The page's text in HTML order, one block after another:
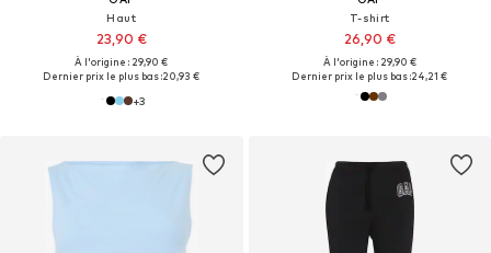
Haut
23,90 €
À l'origine : 29,90 €
Dernier prix le plus bas :20,93 €
+3
T-shirt
26,90 €
À l'origine : 29,90 €
Dernier prix le plus bas :24,21 €